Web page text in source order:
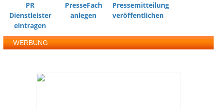
PR
Dienstleister
eintragen
PresseFach
anlegen
Pressemitteilung
veröffentlichen
WERBUNG